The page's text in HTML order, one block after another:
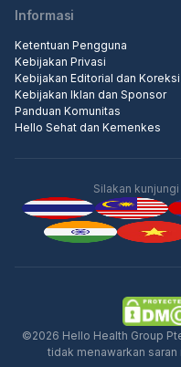
Informasi
Ketentuan Pengguna
Kebijakan Privasi
Kebijakan Editorial dan Koreksi
Kebijakan Iklan dan Sponsor
Panduan Komunitas
Hello Sehat dan Kemenkes
Silakan
©2026 Hello Health Group
tidak menawarkan